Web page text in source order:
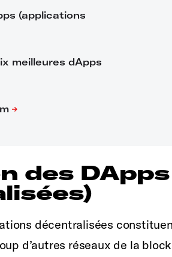
des
décentralisées
d’autres réseaux de la